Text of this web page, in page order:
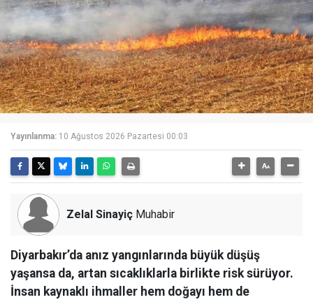
Yayınlanma: 10 Ağustos 2026 Pazartesi 00:03
Zelal Sinayiç Muhabir
Diyarbakır’da anız yangınlarında büyük düşüş
yaşansa da, artan sıcaklıklarla birlikte risk sürüyor.
İnsan kaynaklı ihmaller hem doğayı hem de